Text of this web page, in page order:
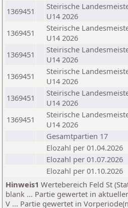
1369451
Steirische
U14 2026
1369451
Steirische
U14 2026
1369451
Steirische
U14 2026
1369451
Steirische
U14 2026
1369451
Steirische
U14 2026
1369451
Steirische
U14 2026
Gesamtpartien 17
Elozahl per 01.04.2026
Elozahl per 01.07.2026
Elozahl per 01.10.2026
Hinweis1 Wertebereich Feld St
blank ... Partie gewertet in
V ... Partie gewertet in